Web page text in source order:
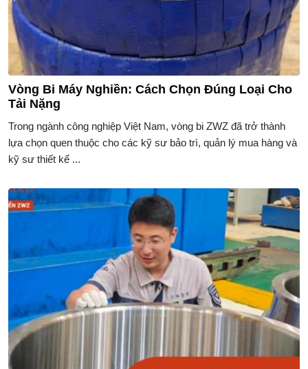
Vòng Bi Máy Nghiền: Cách Chọn Đúng Loại Cho
Tải Nặng
Trong ngành công nghiệp Việt Nam, vòng bi ZWZ đã trở thành
lựa chọn quen thuộc cho các kỹ sư bảo trì, quản lý mua hàng và
kỹ sư thiết kế ...